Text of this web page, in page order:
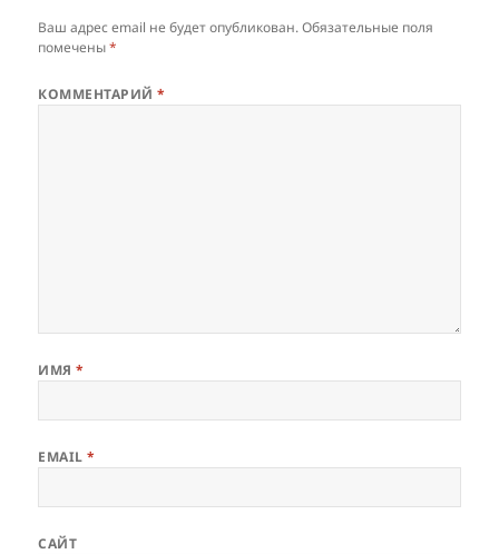
Ваш адрес email не будет опубликован. Обязательные поля
помечены*
КОММЕНТАРИЙ*
ИМЯ*
EMAIL*
САЙТ